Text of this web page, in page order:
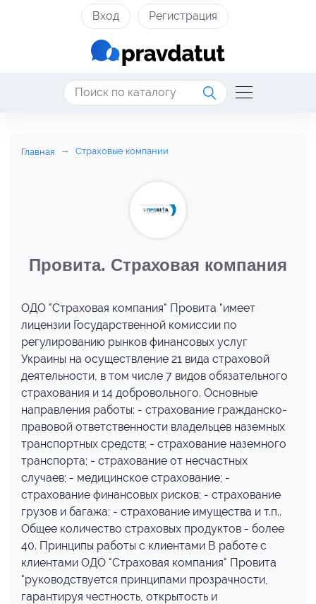
Вход Регистрация
Главная Страховые компании
Провита. Страховая компания
ОДО "Страховая компания" Провита "имеет
лицензии Государственной комиссии по
регулированию рынков финансовых услуг
Украины на осуществление 21 вида страховой
деятельности, в том числе 7 видов обязательного
страхования и 14 добровольного. Основные
направления работы: - страхование гражданско-
правовой ответственности владельцев наземных
транспортных средств; - страхование наземного
транспорта; - страхование от несчастных
случаев; - медицинское страхование; -
страхование финансовых рисков; - страхование
грузов и багажа; - страхование имущества и т.п..
Общее количество страховых продуктов - более
40. Принципы работы с клиентами В работе с
клиентами ОДО "Страховая компания" Провита
"руководствуется принципами прозрачности,
гарантируя честность, открытость и